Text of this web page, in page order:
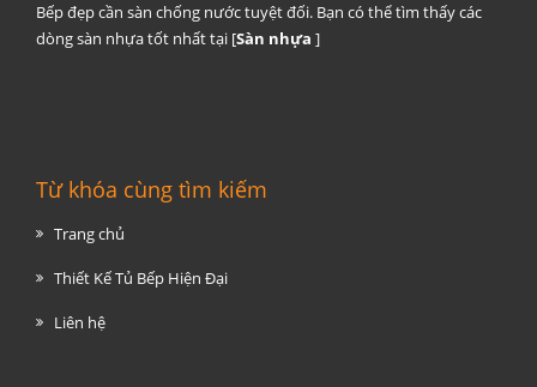
Bếp đẹp cần sàn chống nước tuyệt đối. Bạn có thể tìm thấy các
dòng sàn nhựa tốt nhất tại [Sàn nhựa ]
Từ khóa cùng tìm kiếm
Trang chủ
Thiết Kế Tủ Bếp Hiện Đại
Liên hệ